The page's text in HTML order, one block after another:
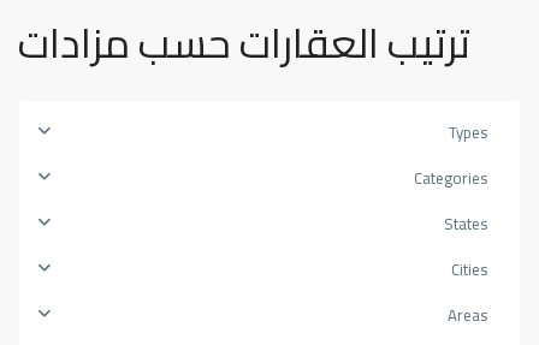
ترتيب العقارات حسب مزادات
Types
Categories
States
Cities
Areas